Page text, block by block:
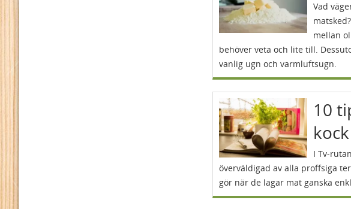
Vad
mellan
behöver veta och lite till.
vanlig ugn och varmluftsugn.
10
kock
I Tv-
överväldigad av alla proffsiga
gör när de lagar mat ganska